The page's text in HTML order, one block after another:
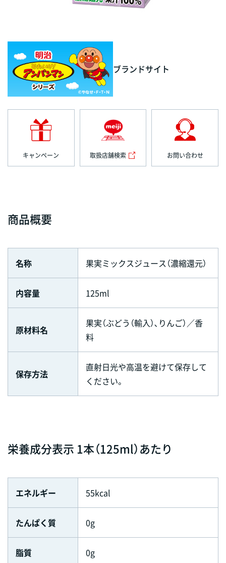
ブランドサイト
キャンペーン 取扱店舗検索 お問い合わせ
商品概要
名称 果実ミックスジュース（濃縮還元）
内容量 125ml
原材料名
果実（ぶどう（輸入）､りんご）／香
料
保存方法
直射日光や高温を避けて保存して
ください。
栄養成分表示 1本（125ml）あたり
エネルギー 55kcal
たんぱく質 0g
脂質 0g